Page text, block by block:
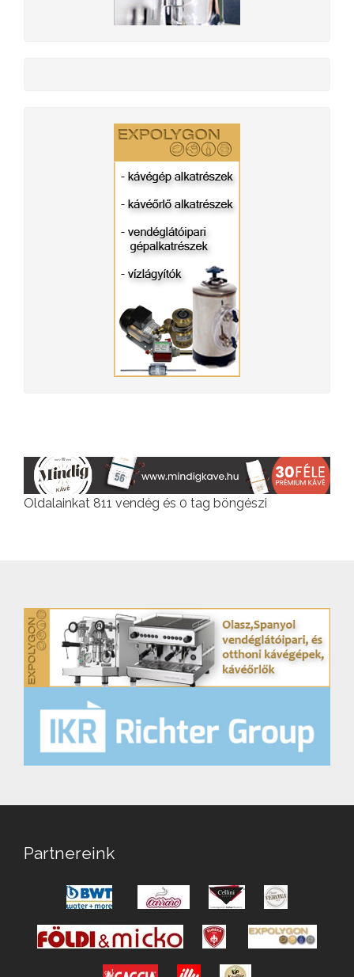
Oldalainkat 811 vendég és 0 tag böngészi
Partnereink